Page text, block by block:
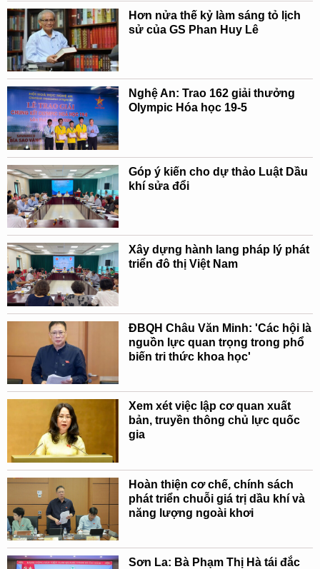
Hơn nửa thế kỷ làm sáng tỏ lịch
sử của GS Phan Huy Lê
Nghệ An: Trao 162 giải thưởng
Olympic Hóa học 19-5
Góp ý kiến cho dự thảo Luật Dầu
khí sửa đổi
Xây dựng hành lang pháp lý phát
triển đô thị Việt Nam
ĐBQH Châu Văn Minh: 'Các hội là
nguồn lực quan trọng trong phổ
biến tri thức khoa học'
Xem xét việc lập cơ quan xuất
bản, truyền thông chủ lực quốc
gia
Hoàn thiện cơ chế, chính sách
phát triển chuỗi giá trị dầu khí và
năng lượng ngoài khơi
Sơn La: Bà Phạm Thị Hà tái đắc